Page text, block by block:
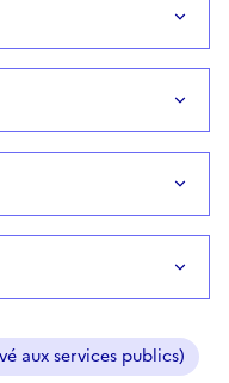
aux services publics)